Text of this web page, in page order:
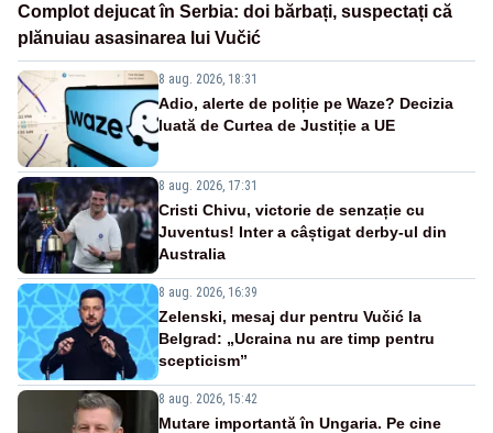
Complot dejucat în Serbia: doi bărbați, suspectați că
plănuiau asasinarea lui Vučić
8 aug. 2026, 18:31
Adio, alerte de poliție pe Waze? Decizia
luată de Curtea de Justiție a UE
8 aug. 2026, 17:31
Cristi Chivu, victorie de senzație cu
Juventus! Inter a câștigat derby-ul din
Australia
8 aug. 2026, 16:39
Zelenski, mesaj dur pentru Vučić la
Belgrad: „Ucraina nu are timp pentru
scepticism”
8 aug. 2026, 15:42
Mutare importantă în Ungaria. Pe cine